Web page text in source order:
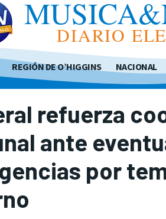
DIARIO
REGIÓN DE O’HIGGINS NACIONAL
refuerza
ante
por